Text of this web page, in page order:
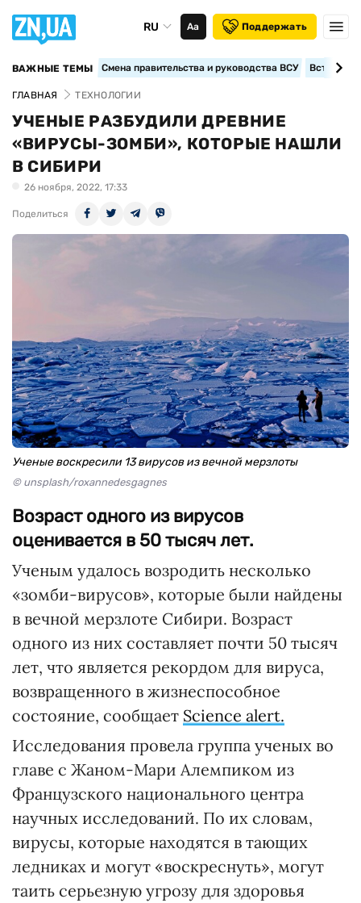
RU Аа Поддержать
ВАЖНЫЕ ТЕМЫ Смена правительства и руководства ВСУ
ГЛАВНАЯ ТЕХНОЛОГИИ
УЧЕНЫЕ РАЗБУДИЛИ ДРЕВНИЕ
«ВИРУСЫ-ЗОМБИ», КОТОРЫЕ НАШЛИ
В СИБИРИ
26 ноября, 2022, 17:33
Поделиться
Ученые воскресили 13 вирусов из вечной мерзлоты
© unsplash/roxannedesgagnes
Возраст одного из вирусов
оценивается в 50 тысяч лет.
Ученым удалось возродить несколько
«зомби-вирусов», которые были найдены
в вечной мерзлоте Сибири. Возраст
одного из них составляет почти 50 тысяч
лет, что является рекордом для вируса,
возвращенного в жизнеспособное
состояние, сообщает Science alert.
Исследования провела группа ученых во
главе с Жаном-Мари Алемпиком из
Французского национального центра
научных исследований. По их словам,
вирусы, которые находятся в тающих
ледниках и могут «воскреснуть», могут
таить серьезную угрозу для здоровья